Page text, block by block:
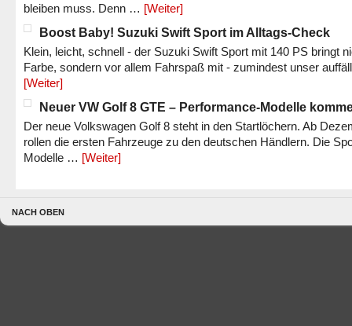
bleiben muss. Denn … [Weiter]
Boost Baby! Suzuki Swift Sport im Alltags-Check
Klein, leicht, schnell - der Suzuki Swift Sport mit 140 PS bringt
Farbe, sondern vor allem Fahrspaß mit - zumindest unser
[Weiter]
Neuer VW Golf 8 GTE – Performance-Modelle
Der neue Volkswagen Golf 8 steht in den Startlöchern. Ab
rollen die ersten Fahrzeuge zu den deutschen Händlern. Die
Modelle … [Weiter]
NACH OBEN